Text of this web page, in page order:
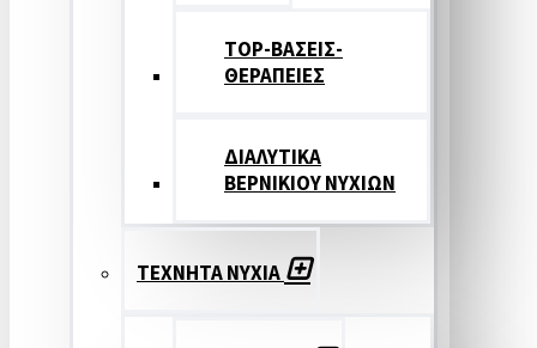
TOP-ΒΑΣΕΙΣ-
ΘΕΡΑΠΕΙΕΣ
ΔΙΑΛΥΤΙΚΑ
ΒΕΡΝΙΚΙΟΥ ΝΥΧΙΩΝ
ΤΕΧΝΗΤΑ ΝΥΧΙΑ